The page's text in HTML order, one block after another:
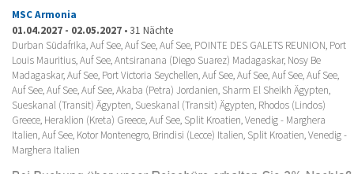
MSC Armonia
01.04.2027 - 02.05.2027 • 31 Nächte
Durban Südafrika, Auf See, Auf See, Auf See, POINTE DES GALETS REUNION, Port
Louis Mauritius, Auf See, Antsiranana (Diego Suarez) Madagaskar, Nosy Be
Madagaskar, Auf See, Port Victoria Seychellen, Auf See, Auf See, Auf See, Auf See,
Auf See, Auf See, Auf See, Akaba (Petra) Jordanien, Sharm El Sheikh Ägypten,
Sueskanal (Transit) Ägypten, Sueskanal (Transit) Ägypten, Rhodos (Lindos)
Greece, Heraklion (Kreta) Greece, Auf See, Split Kroatien, Venedig - Marghera
Italien, Auf See, Kotor Montenegro, Brindisi (Lecce) Italien, Split Kroatien, Venedig -
Marghera Italien